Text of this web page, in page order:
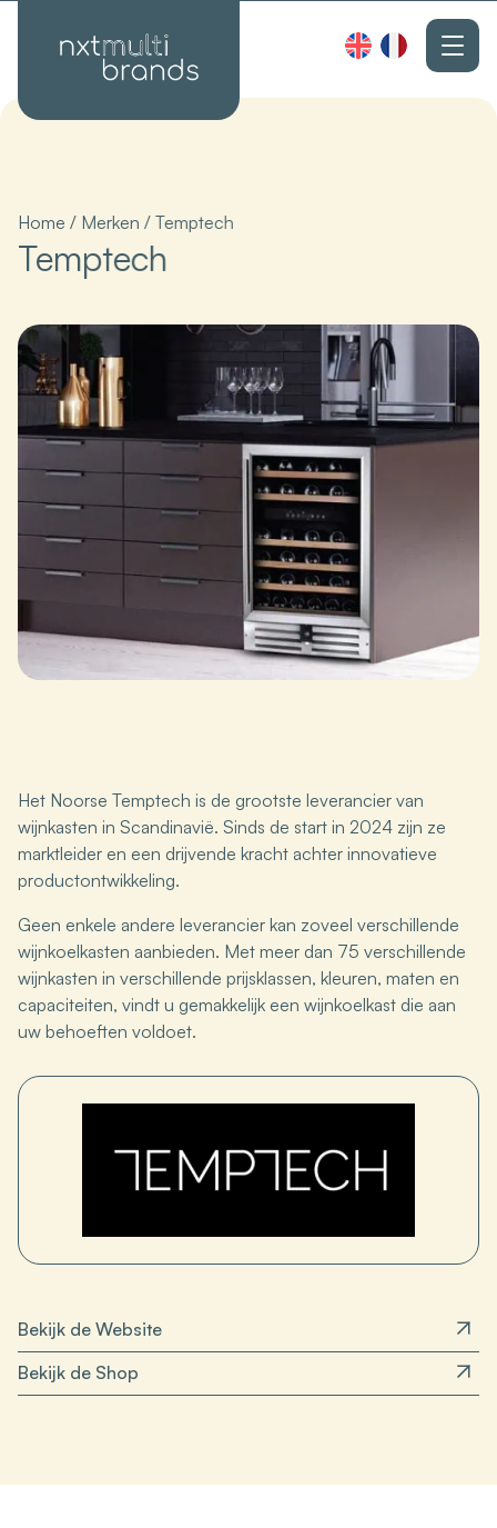
Home / Merken / Temptech
Temptech
Het Noorse Temptech is de grootste leverancier van
wijnkasten in Scandinavië. Sinds de start in 2024 zijn ze
marktleider en een drijvende kracht achter innovatieve
productontwikkeling.
Geen enkele andere leverancier kan zoveel verschillende
wijnkoelkasten aanbieden. Met meer dan 75 verschillende
wijnkasten in verschillende prijsklassen, kleuren, maten en
capaciteiten, vindt u gemakkelijk een wijnkoelkast die aan
uw behoeften voldoet.
Bekijk de Website
Bekijk de Shop